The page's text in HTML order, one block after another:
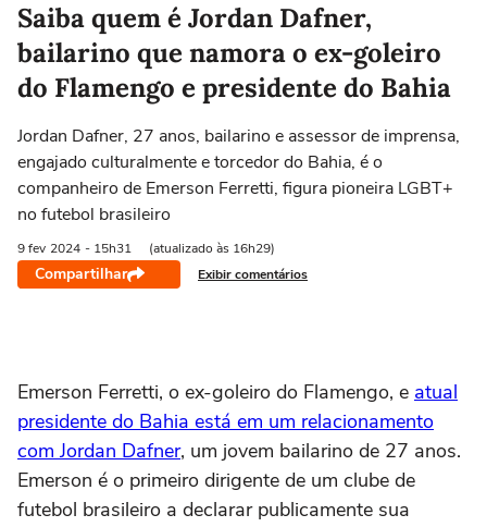
Saiba quem é Jordan Dafner,
bailarino que namora o ex-goleiro
do Flamengo e presidente do Bahia
Jordan Dafner, 27 anos, bailarino e assessor de imprensa,
engajado culturalmente e torcedor do Bahia, é o
companheiro de Emerson Ferretti, figura pioneira LGBT+
no futebol brasileiro
9 fev 2024 - 15h31 (atualizado às 16h29)
Compartilhar Exibir comentários
Emerson Ferretti, o ex-goleiro do Flamengo, e atual
presidente do Bahia está em um relacionamento
com Jordan Dafner, um jovem bailarino de 27 anos.
Emerson é o primeiro dirigente de um clube de
futebol brasileiro a declarar publicamente sua